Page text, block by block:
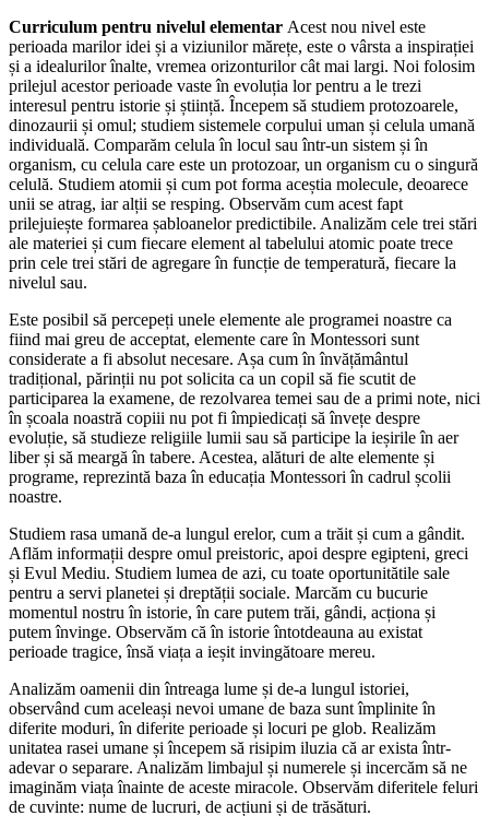
Curriculum pentru nivelul elementar Acest nou nivel este
perioada marilor idei și a viziunilor mărețe, este o vârsta a inspirației
și a idealurilor înalte, vremea orizonturilor cât mai largi. Noi folosim
prilejul acestor perioade vaste în evoluția lor pentru a le trezi
interesul pentru istorie și știință. Începem să studiem protozoarele,
dinozaurii și omul; studiem sistemele corpului uman și celula umană
individuală. Comparăm celula în locul sau într-un sistem și în
organism, cu celula care este un protozoar, un organism cu o singură
celulă. Studiem atomii și cum pot forma aceștia molecule, deoarece
unii se atrag, iar alții se resping. Observăm cum acest fapt
prilejuiește formarea șabloanelor predictibile. Analizăm cele trei stări
ale materiei și cum fiecare element al tabelului atomic poate trece
prin cele trei stări de agregare în funcție de temperatură, fiecare la
nivelul sau.
Este posibil să percepeți unele elemente ale programei noastre ca
fiind mai greu de acceptat, elemente care în Montessori sunt
considerate a fi absolut necesare. Așa cum în învățământul
tradițional, părinții nu pot solicita ca un copil să fie scutit de
participarea la examene, de rezolvarea temei sau de a primi note, nici
în școala noastră copiii nu pot fi împiedicați să învețe despre
evoluție, să studieze religiile lumii sau să participe la ieșirile în aer
liber și să meargă în tabere. Acestea, alături de alte elemente și
programe, reprezintă baza în educația Montessori în cadrul școlii
noastre.
Studiem rasa umană de-a lungul erelor, cum a trăit și cum a gândit.
Aflăm informații despre omul preistoric, apoi despre egipteni, greci
și Evul Mediu. Studiem lumea de azi, cu toate oportunitătile sale
pentru a servi planetei și dreptății sociale. Marcăm cu bucurie
momentul nostru în istorie, în care putem trăi, gândi, acționa și
putem învinge. Observăm că în istorie întotdeauna au existat
perioade tragice, însă viața a ieșit invingătoare mereu.
Analizăm oamenii din întreaga lume și de-a lungul istoriei,
observând cum aceleași nevoi umane de baza sunt împlinite în
diferite moduri, în diferite perioade și locuri pe glob. Realizăm
unitatea rasei umane și începem să risipim iluzia că ar exista într-
adevar o separare. Analizăm limbajul și numerele și incercăm să ne
imaginăm viața înainte de aceste miracole. Observăm diferitele feluri
de cuvinte: nume de lucruri, de acțiuni și de trăsături.